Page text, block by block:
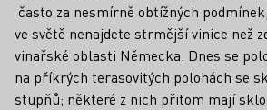
často za nesmírně obtížných
ve světě nenajdete strmější vinice než
vinařské oblasti Německa. Dnes se
na příkrých terasovitých polohách se
stupňů; některé z nich přitom mají